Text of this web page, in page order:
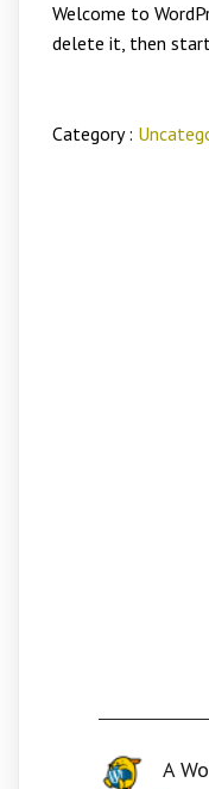
Welcome to
delete it, then
Category :
A